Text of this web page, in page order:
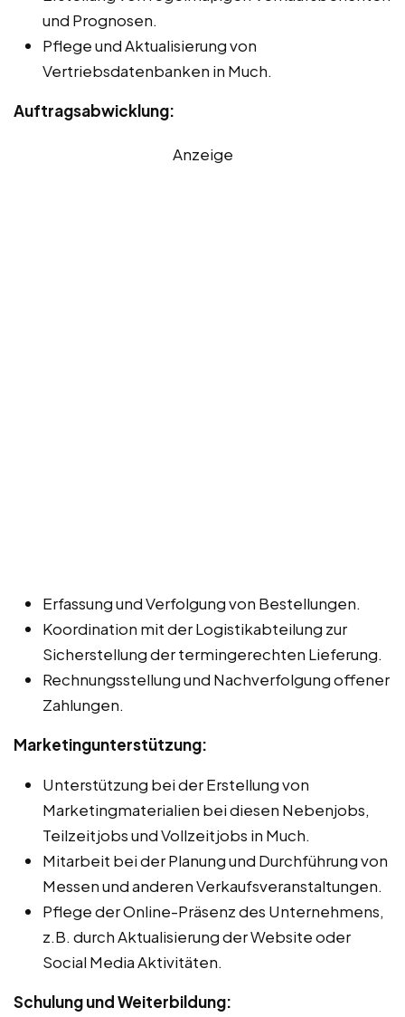
und Prognosen.
Pflege und Aktualisierung von
Vertriebsdatenbanken in Much.
Auftragsabwicklung:
Anzeige
Erfassung und Verfolgung von Bestellungen.
Koordination mit der Logistikabteilung zur
Sicherstellung der termingerechten Lieferung.
Rechnungsstellung und Nachverfolgung offener
Zahlungen.
Marketingunterstützung:
Unterstützung bei der Erstellung von
Marketingmaterialien bei diesen Nebenjobs,
Teilzeitjobs und Vollzeitjobs in Much.
Mitarbeit bei der Planung und Durchführung von
Messen und anderen Verkaufsveranstaltungen.
Pflege der Online-Präsenz des Unternehmens,
z.B. durch Aktualisierung der Website oder
Social Media Aktivitäten.
Schulung und Weiterbildung: